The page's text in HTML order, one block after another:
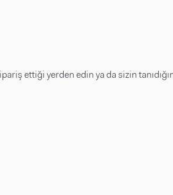
ettiği yerden edin ya da sizin